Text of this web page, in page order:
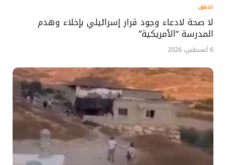
تحقق
لا صحة لادعاء وجود قرار إسرائيلي بإخلاء وهدم
المدرسة “الأمريكية”
6 أغسطس، 2026